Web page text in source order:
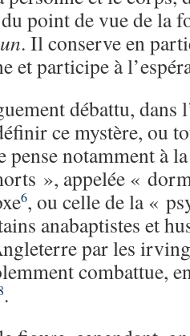
point de vue de la
. Il conserve en
et participe à
débattu, dans
ce mystère, ou
pense notamment à
», appelée «
6, ou celle de la «
anabaptistes et
par les
combattue,
.